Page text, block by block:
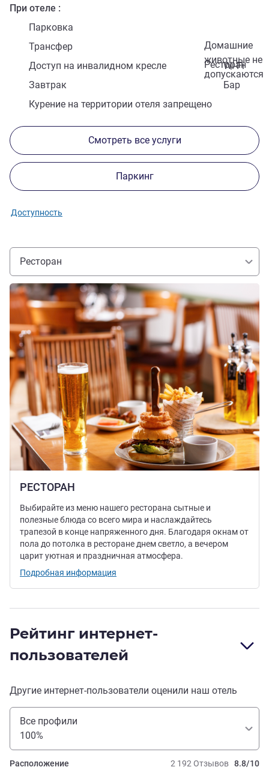
При отеле
Парковка
Домашние
животные не
допускаются
Трансфер
Ресторан
Доступ на инвалидном кресле
Wi-Fi
Завтрак
Бар
Курение на территории отеля запрещено
Смотреть все услуги
Паркинг
Доступность
Ресторан
РЕСТОРАН
Подробная информация
Выбирайте из меню нашего ресторана сытные и
полезные блюда со всего мира и наслаждайтесь
трапезой в конце напряженного дня. Благодаря окнам от
пола до потолка в ресторане днем ​​светло, а вечером
царит уютная и праздничная атмосфера.
Подробная информация
Рейтинг интернет-
пользователей
Другие интернет-пользователи оценили наш отель
Все профили
100%
2 192 Отзывов 8.8/10
Расположение